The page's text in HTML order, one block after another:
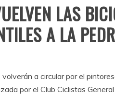
LAS
A LA
a circular por el
por el Club Ciclistas